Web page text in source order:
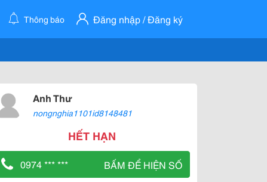
Thông báo Đăng nhập / Đăng ký
Anh Thư
nongnghia1101id8148481
HẾT HẠN
0974 *** *** BẤM ĐỂ HIỆN SỐ